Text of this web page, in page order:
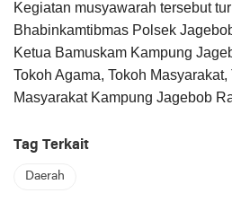
Kegiatan musyawarah tersebut
Bhabinkamtibmas Polsek
Ketua Bamuskam Kampung
Tokoh Agama, Tokoh
Masyarakat Kampung Jagebob
Tag Terkait
Daerah